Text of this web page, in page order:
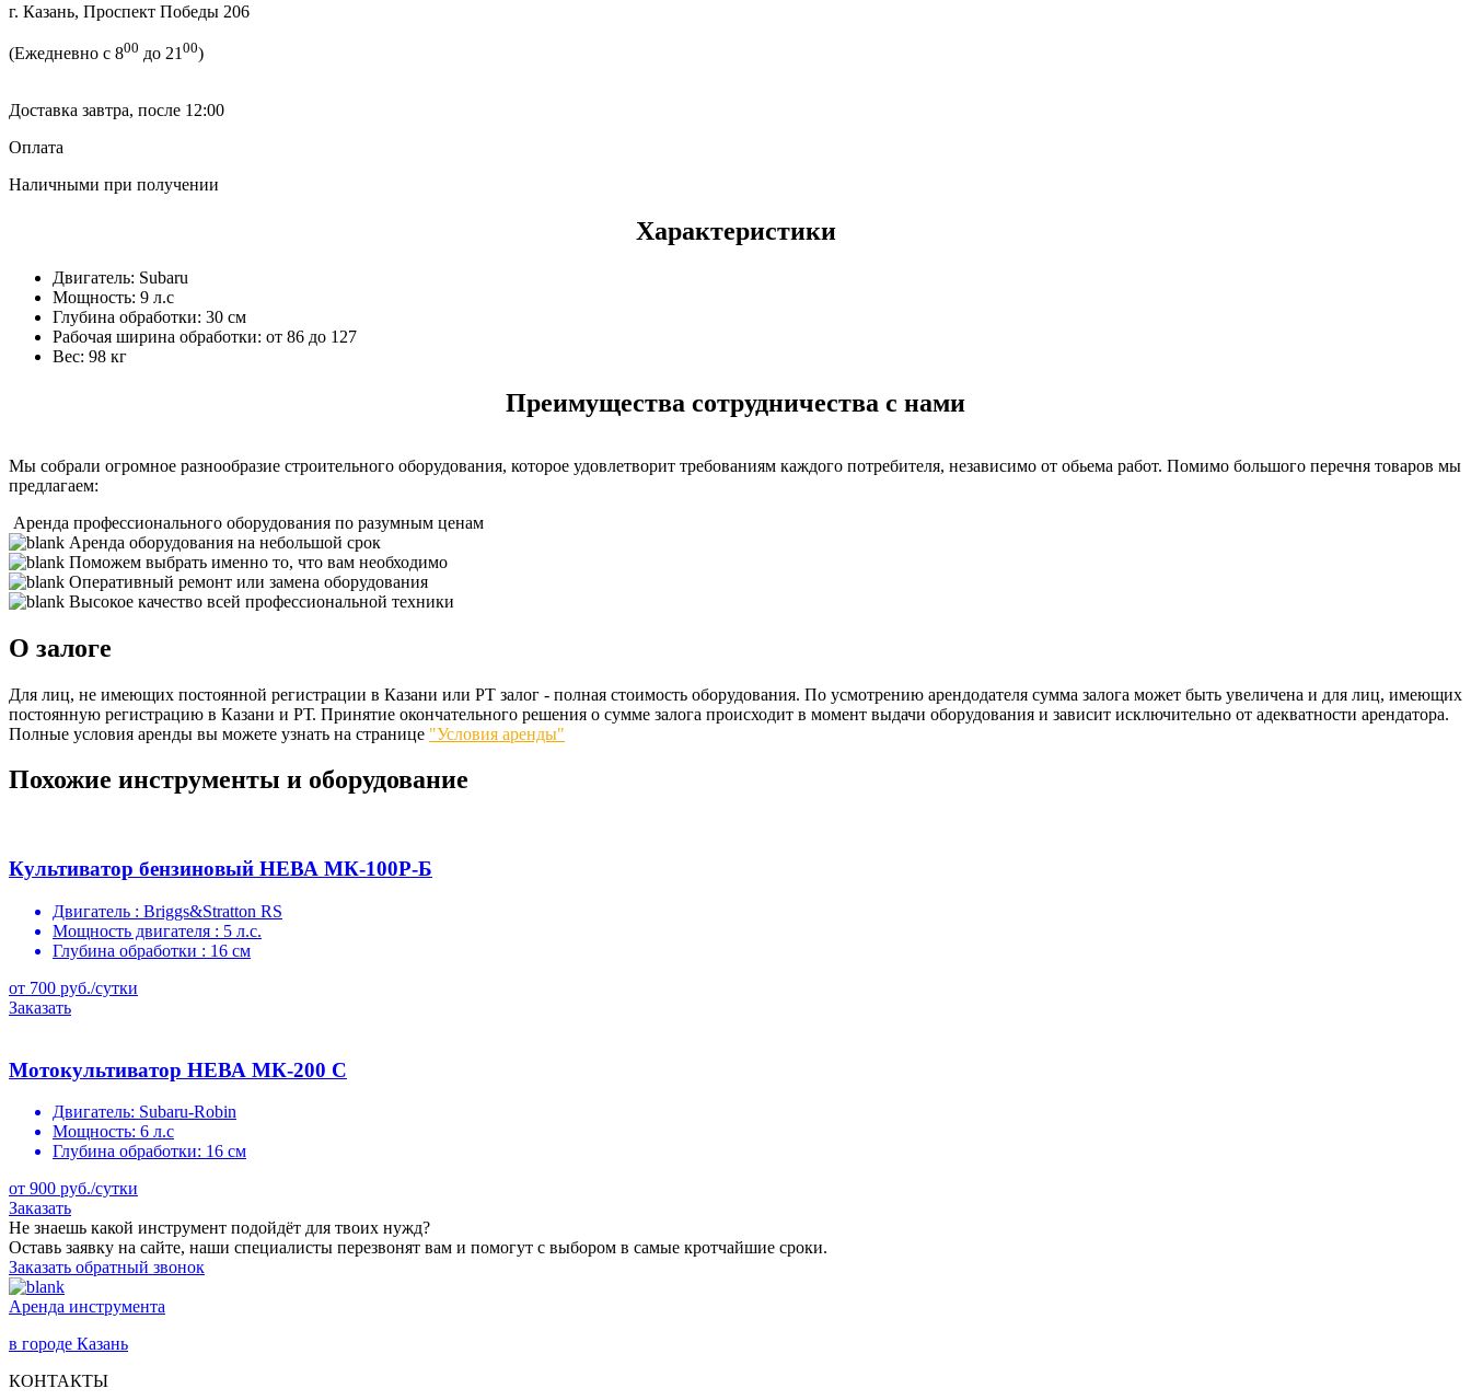
г. Казань, Проспект Победы 206
(Ежедневно с 800 до 21 00)
Доставка завтра, после 12:00
Оплата
Наличными при получении
Характеристики
Двигатель: Subaru
Мощность: 9 л.с
Глубина обработки: 30 см
Рабочая ширина обработки: от 86 до 127
Вес: 98 кг
Преимущества сотрудничества с нами
Мы собрали огромное разнообразие строительного оборудования, которое удовлетворит требованиям каждого потребителя, независимо от обьема работ. Помимо большого перечня товаров мы
предлагаем:
Аренда профессионального оборудования по разумным ценам
Аренда оборудования на небольшой срок
Поможем выбрать именно то, что вам необходимо
Оперативный ремонт или замена оборудования
Высокое качество всей профессиональной техники
О залоге
Для лиц, не имеющих постоянной регистрации в Казани или РТ залог - полная стоимость оборудования. По усмотрению арендодателя сумма залога может быть увеличена и для лиц, имеющих
постоянную регистрацию в Казани и РТ. Принятие окончательного решения о сумме залога происходит в момент выдачи оборудования и зависит исключительно от адекватности арендатора.
Полные условия аренды вы можете узнать на странице "Условия аренды"
Похожие инструменты и оборудование
Культиватор бензиновый НЕВА МК-100Р-Б
Двигатель : Briggs&Stratton RS
Мощность двигателя : 5 л.с.
Глубина обработки : 16 см
от 700 руб./сутки
Заказать
Мотокультиватор НЕВА МК-200 С
Двигатель: Subaru-Robin
Мощность: 6 л.с
Глубина обработки: 16 см
от 900 руб./сутки
Заказать
Не знаешь какой инструмент подойдёт для твоих нужд?
Оставь заявку на сайте, наши специалисты перезвонят вам и помогут с выбором в самые кротчайшие сроки.
Заказать обратный звонок
Аренда инструмента
в городе Казань
КОНТАКТЫ